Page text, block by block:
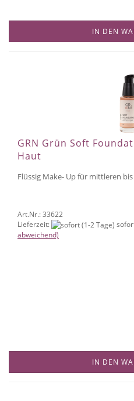
IN DEN
GRN Grün Soft
Haut
Flüssig Make- Up für mittleren
Art.Nr.: 33622
Lieferzeit:
abweichend)
IN DEN